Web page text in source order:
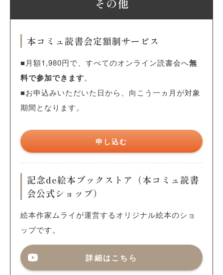
本コミュ読書会定額制サービス
■月額1,980円で、すべてのオンライン読書会へ無
料で参加できます。
■お申込みいただいた日から、向こう一ヵ月が対象
期間となります。
申し込む
記念de絵本ブックストア（本コミュ読書
会公式ショップ）
絵本作家ムライが運営するオリジナル絵本のショ
ップです。
詳細はこちら